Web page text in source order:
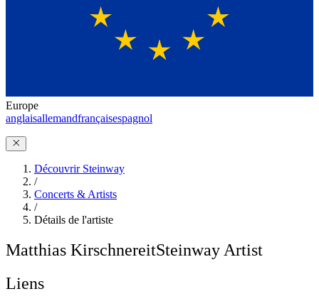
Europe
anglaisallemandfrançaisespagnol
Découvrir Steinway
/
Concerts & Artists
/
Détails de l'artiste
Matthias KirschnereitSteinway Artist
Liens